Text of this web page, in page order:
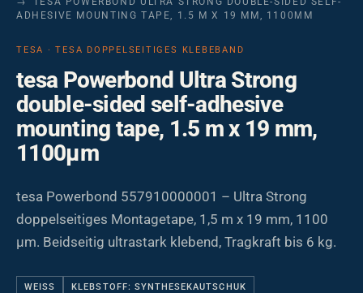
ADHESIVE MOUNTING TAPE, 1.5 M X 19 MM, 1100ΜM
TESA · TESA DOPPELSEITIGES KLEBEBAND
tesa Powerbond Ultra Strong
double-sided self-adhesive
mounting tape, 1.5 m x 19 mm,
1100µm
tesa Powerbond 557910000001 – Ultra Strong
doppelseitiges Montagetape, 1,5 m x 19 mm, 1100
µm. Beidseitig ultrastark klebend, Tragkraft bis 6 kg.
WEISS KLEBSTOFF: SYNTHESEKAUTSCHUK